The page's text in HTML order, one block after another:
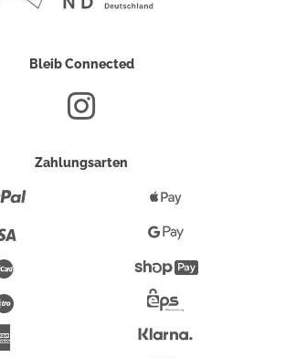
Bleib Connected
Zahlungsarten
Maestro
Pay
Google
PayShopify
Überweisung